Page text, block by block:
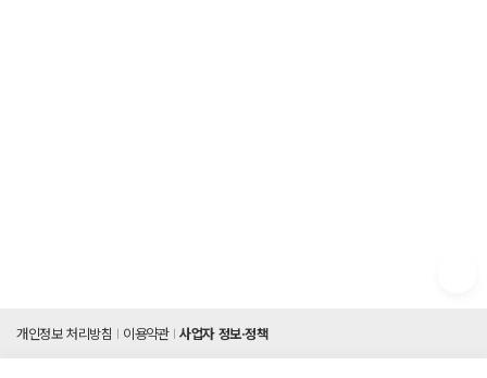
개인정보 처리방침 이용약관 사업자 정보·정책